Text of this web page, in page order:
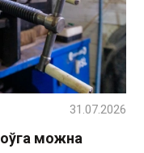
можна
31.07.2026